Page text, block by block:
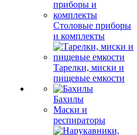
Столовые приборы
и комплекты
Тарелки, миски и
пищевые емкости
Бахилы
Маски и
респираторы